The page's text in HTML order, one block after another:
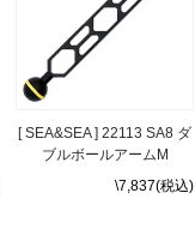
[ SEA&SEA ] 22113 SA8 ダ
ブルボールアームM
\7,837(税込)